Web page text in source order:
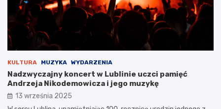
KULTURA MUZYKA WYDARZENIA
Nadzwyczajny koncert w Lublinie uczci pamięć
Andrzeja Nikodemowicza i jego muzykę
13 września 2025